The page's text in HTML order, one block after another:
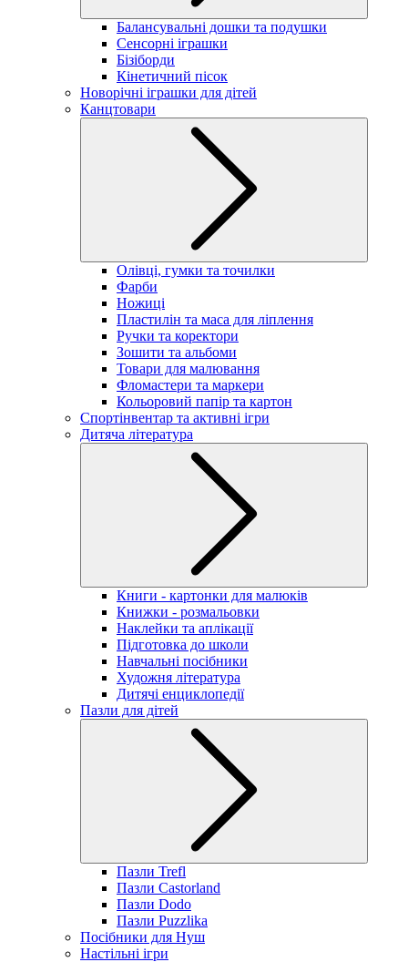
Балансувальні дошки та подушки
Сенсорні іграшки
Бізіборди
Кінетичний пісок
Новорічні іграшки для дітей
Канцтовари
Олівці, гумки та точилки
Фарби
Ножиці
Пластилін та маса для ліплення
Ручки та коректори
Зошити та альбоми
Товари для малювання
Фломастери та маркери
Кольоровий папір та картон
Спортінвентар та активні ігри
Дитяча література
Книги - картонки для малюків
Книжки - розмальовки
Наклейки та аплікації
Підготовка до школи
Навчальні посібники
Художня література
Дитячі енциклопедії
Пазли для дітей
Пазли Trefl
Пазли Castorland
Пазли Dodo
Пазли Puzzlika
Посібники для Нуш
Настільні ігри